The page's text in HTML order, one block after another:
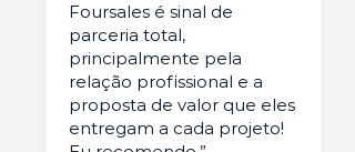
Foursales é sinal de
parceria total,
principalmente pela
relação profissional e a
proposta de valor que eles
entregam a cada projeto!